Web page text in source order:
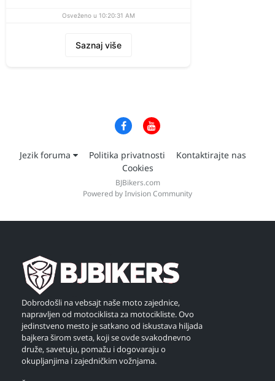
Osveženo u 10:20:31 AM
Saznaj više
Jezik foruma Politika privatnosti
Kontaktirajte nas
Cookies
BJBikers.com
Powered by Invision Community
Dobrodošli na vebsajt naše moto zajednice,
napravljen od motociklista za motocikliste. Ovo
jedinstveno mesto je satkano od iskustava hiljada
bajkera širom sveta, koji se ovde svakodnevno
druže, savetuju, pomažu i dogovaraju o
okupljanjima i zajedničkim vožnjama.